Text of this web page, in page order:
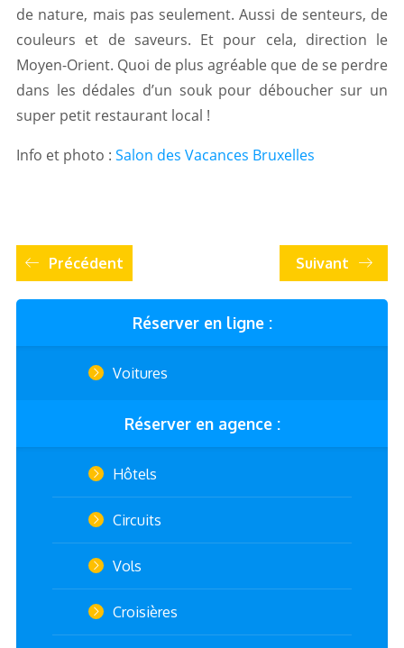
Réserver en ligne :
Voitures
Réserver en agence :
Hôtels
Circuits
Vols
Croisières
de nature, mais pas seulement. Aussi de senteurs, de
couleurs et de saveurs. Et pour cela, direction le
Moyen-Orient. Quoi de plus agréable que de se perdre
dans les dédales d’un souk pour déboucher sur un
super petit restaurant local !
Info et photo : Salon des Vacances Bruxelles
Précédent Suivant